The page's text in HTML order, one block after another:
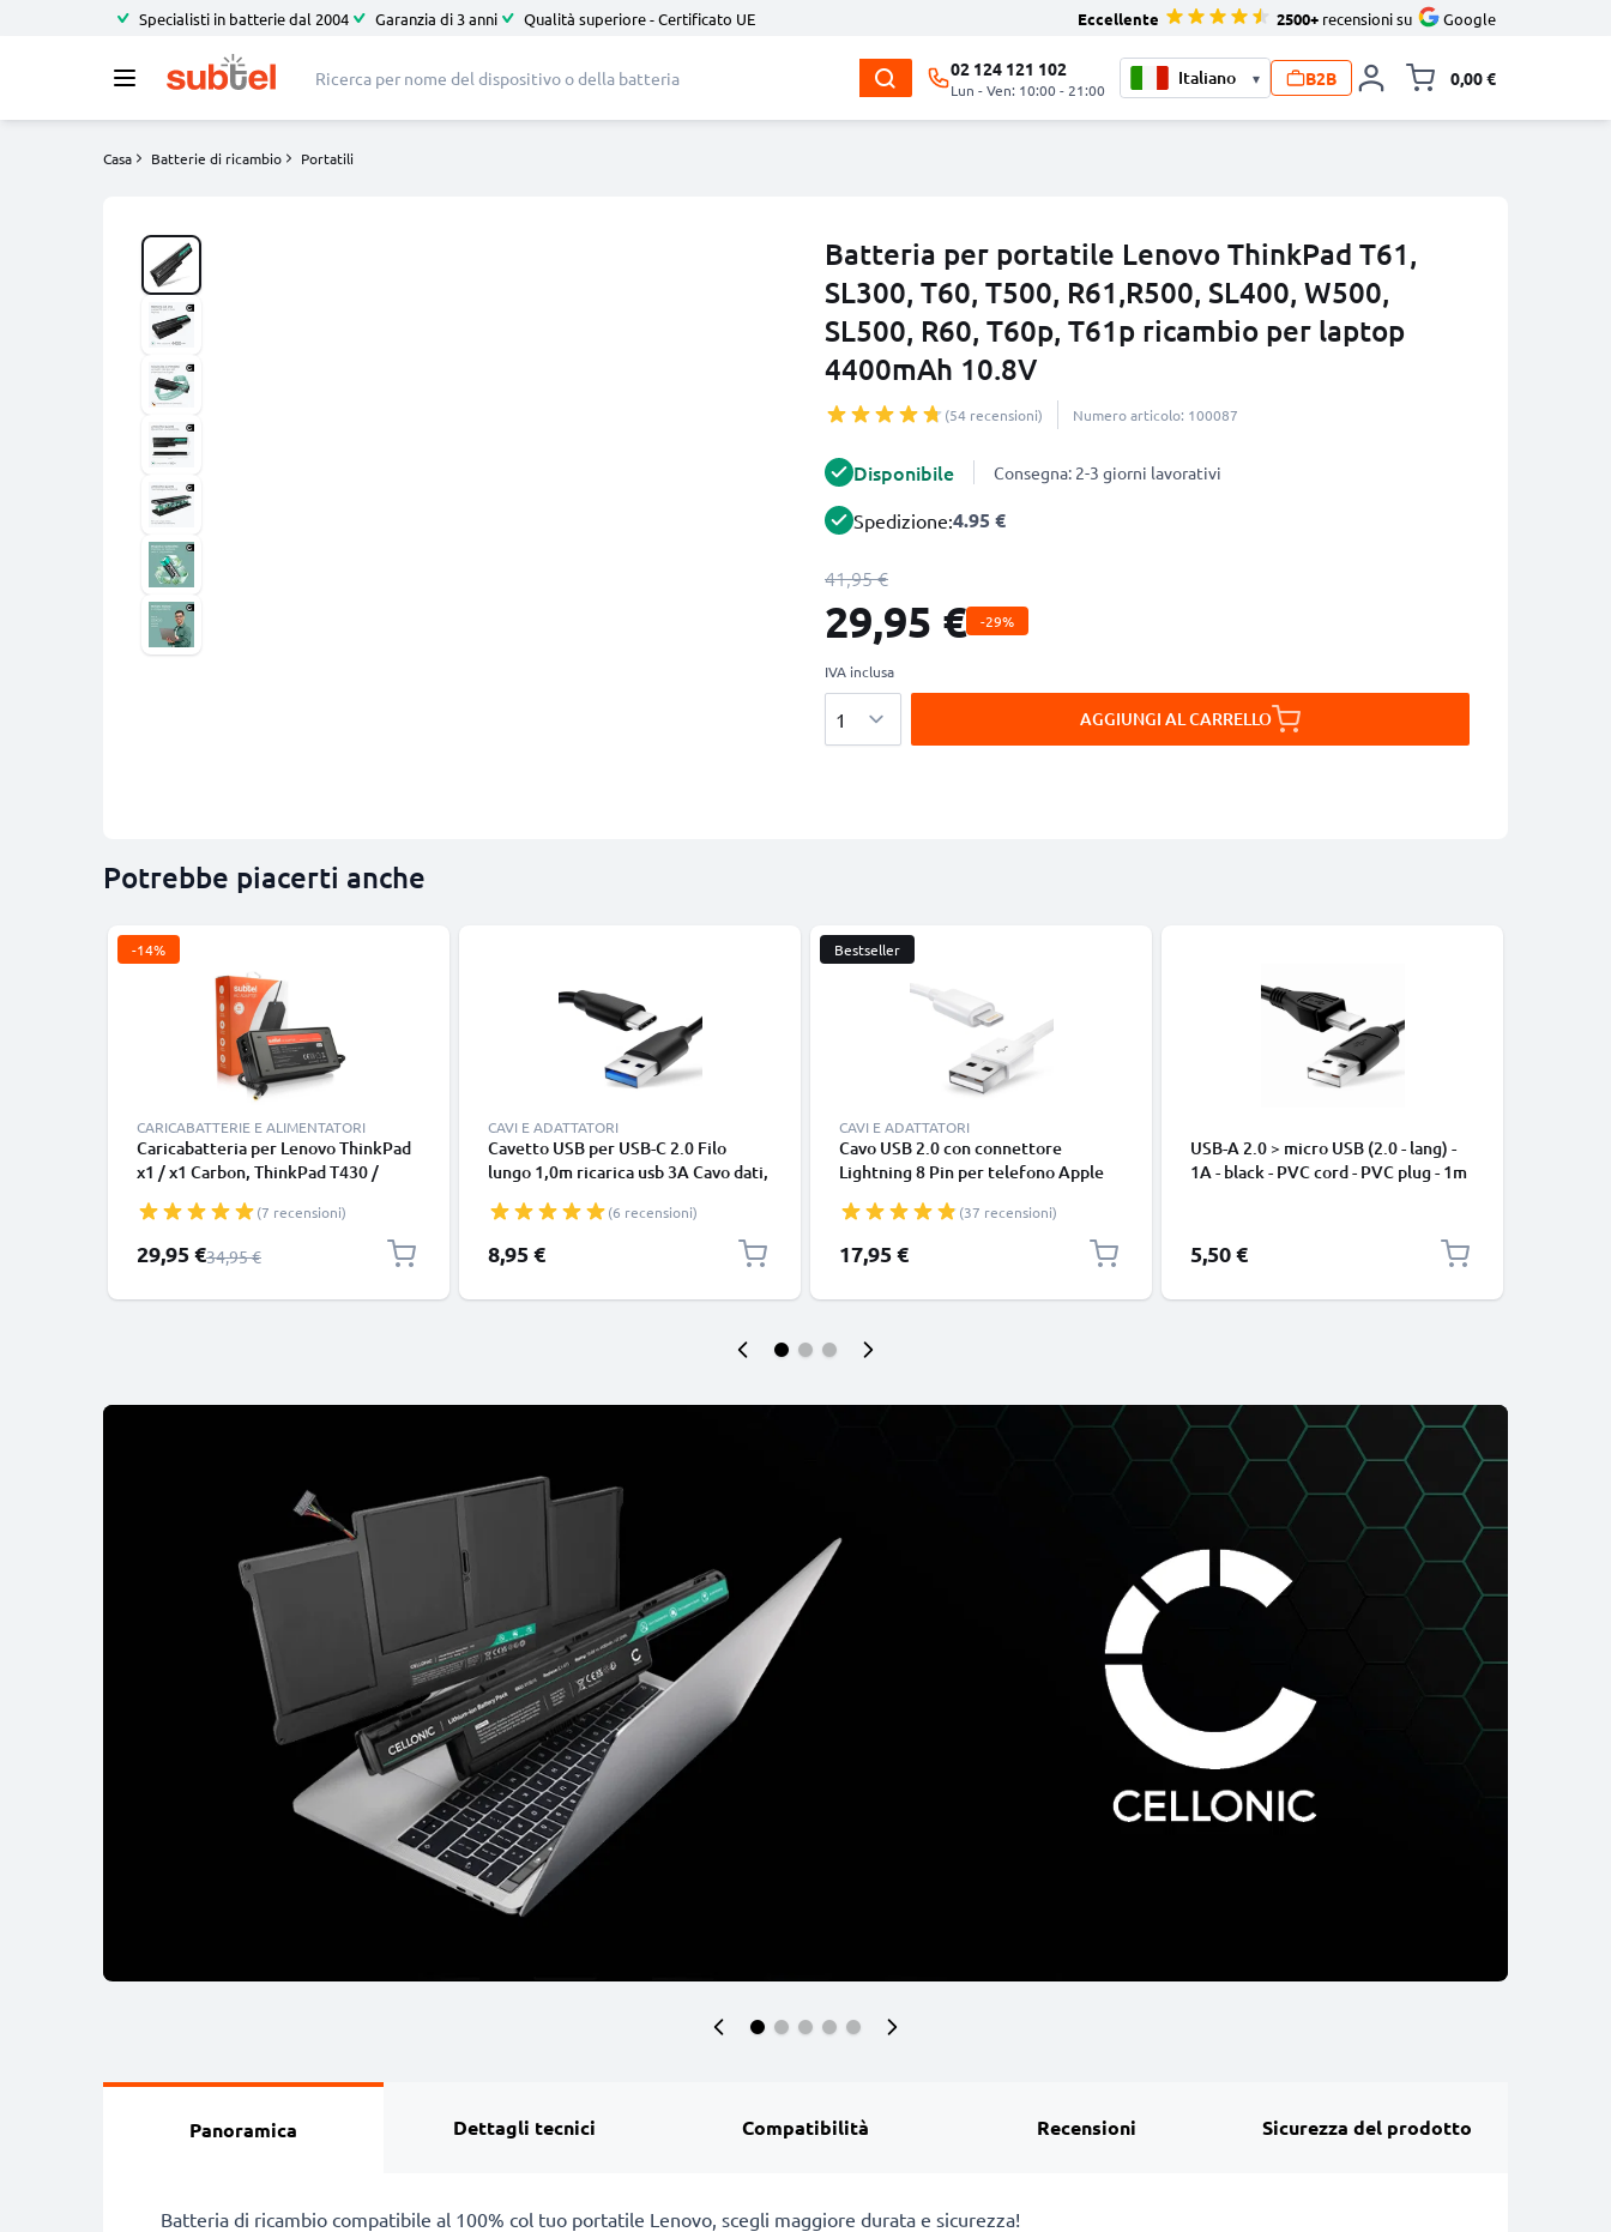
Specialisti in batterie dal 2004 Garanzia di 3 anni Qualità superiore - Certificato UE Eccellente 2500+ recensioni su Google
02 124 121 102
Lun - Ven: 10:00 - 21:00
▾ B2B 0,00 €
Casa Batterie di ricambio Portatili
Batteria per portatile Lenovo ThinkPad T61,
SL300, T60, T500, R61,R500, SL400, W500,
SL500, R60, T60p, T61p ricambio per laptop
4400mAh 10.8V
(54 recensioni) Numero articolo: 100087
Disponibile Consegna: 2-3 giorni lavorativi
Spedizione:4.95 €
41,95 €
29,95 € -29%
IVA inclusa
AGGIUNGI AL CARRELLO
Potrebbe piacerti anche
-14%
CARICABATTERIE E ALIMENTATORI
Caricabatteria per Lenovo ThinkPad
x1 / x1 Carbon, ThinkPad T430 /
con spina europea(7 recensioni)
Prezzo speciale
29,95 €Prezzo normale
34,95 €
CAVI E ADATTATORI
Cavetto USB per USB-C 2.0 Filo
lungo 1,0m ricarica usb 3A Cavo dati,
smartphone (Samsung, Huawei,
Google Pixel), fotocamera Canon,
Panasonic Lumix, Sony connettore
(6 recensioni)
8,95 €
Bestseller
CAVI E ADATTATORI
Cavo USB 2.0 con connettore
Lightning 8 Pin per telefono Apple
SE filo di 1m cavetto dati & ricarica
in bianco per cellulare
(37 recensioni)
17,95 €
USB-A 2.0 > micro USB (2.0 - lang) -
1A - black - PVC cord - PVC plug - 1m
5,50 €
Panoramica Dettagli tecnici Compatibilità Recensioni Sicurezza del prodotto
Batteria di ricambio compatibile al 100% col tuo portatile Lenovo, scegli maggiore durata e sicurezza!